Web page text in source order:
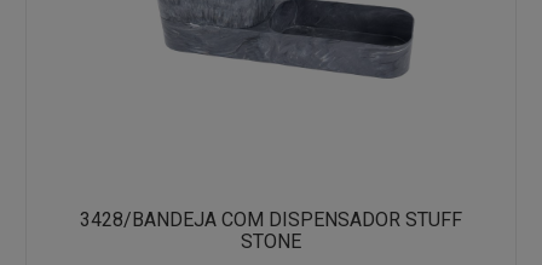
3428/BANDEJA COM DISPENSADOR STUFF
STONE